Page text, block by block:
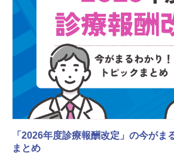
「2026年度診療報酬改定」の今がま
まとめ